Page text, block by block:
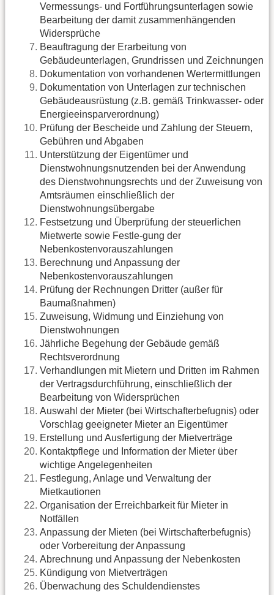
Vermessungs- und Fortführungsunterlagen sowie
Bearbeitung der damit zusammenhängenden
Widersprüche
Beauftragung der Erarbeitung von
Gebäudeunterlagen, Grundrissen und Zeichnungen
Dokumentation von vorhandenen Wertermittlungen
Dokumentation von Unterlagen zur technischen
Gebäudeausrüstung (z.B. gemäß Trinkwasser- oder
Energieeinsparverordnung)
Prüfung der Bescheide und Zahlung der Steuern,
Gebühren und Abgaben
Unterstützung der Eigentümer und
Dienstwohnungsnutzenden bei der Anwendung
des Dienstwohnungsrechts und der Zuweisung von
Amtsräumen einschließlich der
Dienstwohnungsübergabe
Festsetzung und Überprüfung der steuerlichen
Mietwerte sowie Festle-gung der
Nebenkostenvorauszahlungen
Berechnung und Anpassung der
Nebenkostenvorauszahlungen
Prüfung der Rechnungen Dritter (außer für
Baumaßnahmen)
Zuweisung, Widmung und Einziehung von
Dienstwohnungen
Jährliche Begehung der Gebäude gemäß
Rechtsverordnung
Verhandlungen mit Mietern und Dritten im Rahmen
der Vertragsdurchführung, einschließlich der
Bearbeitung von Widersprüchen
Auswahl der Mieter (bei Wirtschafterbefugnis) oder
Vorschlag geeigneter Mieter an Eigentümer
Erstellung und Ausfertigung der Mietverträge
Kontaktpflege und Information der Mieter über
wichtige Angelegenheiten
Festlegung, Anlage und Verwaltung der
Mietkautionen
Organisation der Erreichbarkeit für Mieter in
Notfällen
Anpassung der Mieten (bei Wirtschafterbefugnis)
oder Vorbereitung der Anpassung
Abrechnung und Anpassung der Nebenkosten
Kündigung von Mietverträgen
Überwachung des Schuldendienstes